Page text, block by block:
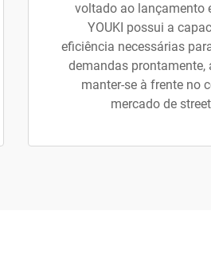
voltado ao lançamento
YOUKI possui a
eficiência necessárias
demandas prontamente,
manter-se à frente no
mercado de